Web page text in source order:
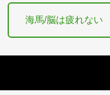
海馬/脳は疲れない